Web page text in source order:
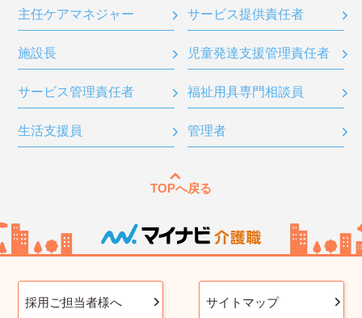
主任ケアマネジャー サービス提供責任者
施設長 児童発達支援管理責任者
サービス管理責任者 福祉用具専門相談員
生活支援員 管理者
TOPへ戻る
採用ご担当者様へ サイトマップ